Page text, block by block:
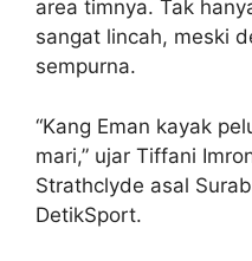
area timnya. Tak
sangat lincah, meski
sempurna.
“Kang Eman kayak
mari,” ujar Tiffani
Strathclyde asal
DetikSport.